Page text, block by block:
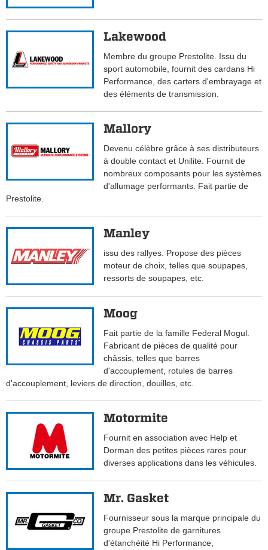
Lakewood
Membre du groupe Prestolite. Issu du
sport automobile, fournit des cardans Hi
Performance, des carters d'embrayage et
des éléments de transmission.
Mallory
Devenu célèbre grâce à ses distributeurs
à double contact et Unilite. Fournit de
nombreux composants pour les systèmes
d'allumage performants. Fait partie de
Prestolite.
Manley
issu des rallyes. Propose des pièces
moteur de choix, telles que soupapes,
ressorts de soupapes, etc.
Moog
Fait partie de la famille Federal Mogul.
Fabricant de pièces de qualité pour
châssis, telles que barres
d'accouplement, rotules de barres
d'accouplement, leviers de direction, douilles, etc.
Motormite
Fournit en association avec Help et
Dorman des petites pièces rares pour
diverses applications dans les véhicules.
Mr. Gasket
Fournisseur sous la marque principale du
groupe Prestolite de garnitures
d'étanchéité Hi Performance,